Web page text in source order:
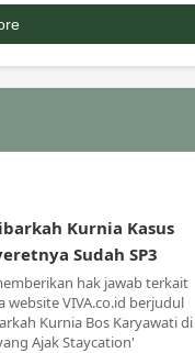
dan Mendukbangga
Tepat Sasaran
untuk memastikan
Kurnia Kasus
Sudah SP3
hak jawab terkait
website VIVA.co.id berjudul
Kurnia Bos Karyawati di
Ajak Staycation'